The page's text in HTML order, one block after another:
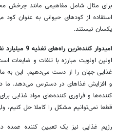
برای مثال شامل مفاهیمی مانند چرخش
استفاده از کودهای حیوانی به عنوان
یکسان نیستند.
امیدوار کننده‌ترین راه‌های تغذیه 9 میلیارد نفر کدامند؟
غذایی جهان را از دست می‌دهیم. این به ما
و افزایش غذاهای در دسترس می‌دهد. ما
کننده‌ها و فراوری کننده‌های مواد غذایی
قطعا نمی‌توانیم مشکل را کاملا حل کنیم،
رژیم غذایی نیز یک تعیین کننده